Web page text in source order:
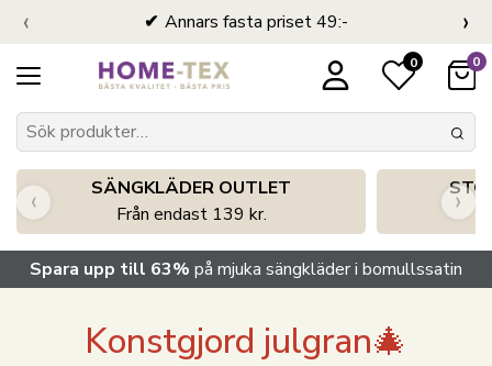
Annars fasta priset 49:-
‹ ›
0 0
SÄNGKLÄDER OUTLET
Från endast 139 kr.
‹ ›
Spara upp till 63% på mjuka sängkläder i bomullssatin
Konstgjord julgran🎄